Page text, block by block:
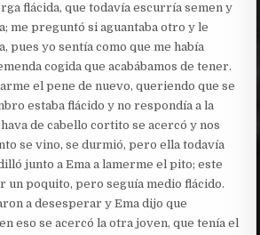
flácida, que todavía escurría semen y
me preguntó si aguantaba otro y le
pues yo sentía como que me había
cogida que acabábamos de tener.
el pene de nuevo, queriendo que se
estaba flácido y no respondía a la
de cabello cortito se acercó y nos
se vino, se durmió, pero ella todavía
junto a Ema a lamerme el pito; este
un poquito, pero seguía medio flácido.
a desesperar y Ema dijo que
eso se acercó la otra joven, que tenía el